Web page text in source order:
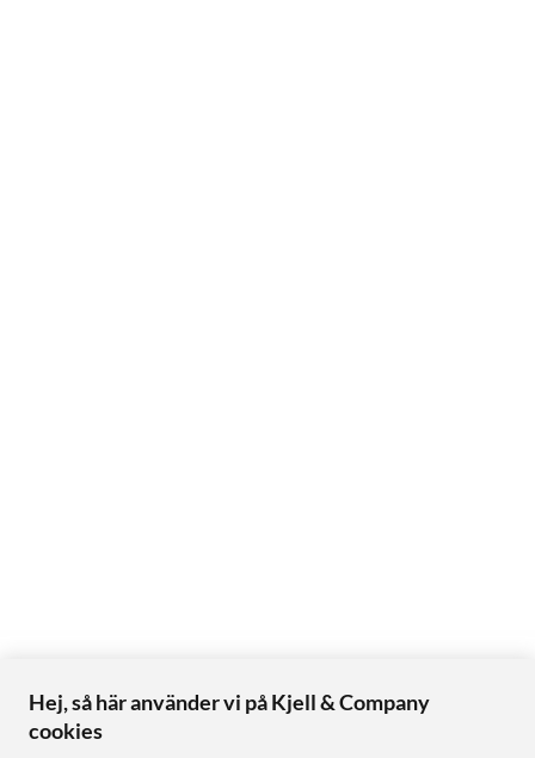
Hej, så här använder vi på Kjell & Company
cookies